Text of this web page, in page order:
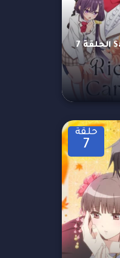
انمي Saijo no Osewa الحلقة 7
حلقة
7